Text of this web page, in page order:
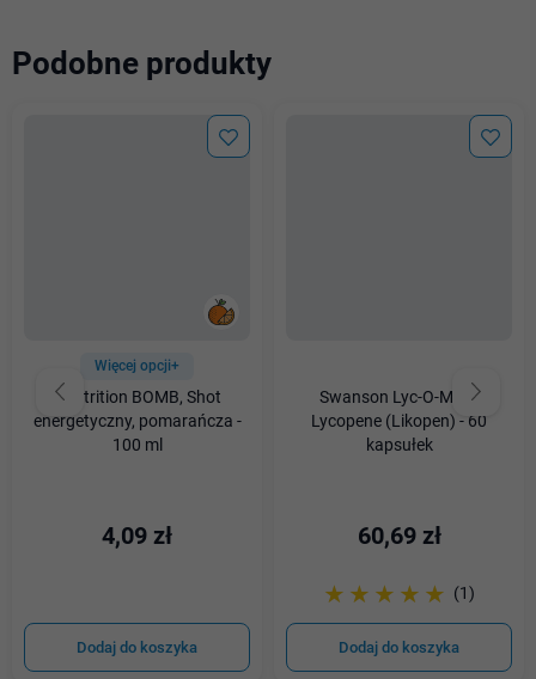
Podobne produkty
Więcej opcji+
7Nutrition BOMB, Shot
energetyczny, pomarańcza -
100 ml
4,09 zł
Dodaj do koszyka
Swanson Lyc-O-Mato
Lycopene (Likopen) - 60
kapsułek
60,69 zł
☆☆☆☆☆
★★★★★ (1)
Dodaj do koszyka